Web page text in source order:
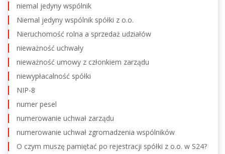
niemal jedyny wspólnik
Niemal jedyny wspólnik spółki z o.o.
Nieruchomość rolna a sprzedaż udziałów
nieważność uchwały
nieważność umowy z członkiem zarządu
niewypłacalność spółki
NIP-8
numer pesel
numerowanie uchwał zarządu
numerowanie uchwał zgromadzenia wspólników
O czym muszę pamiętać po rejestracji spółki z o.o. w S24?